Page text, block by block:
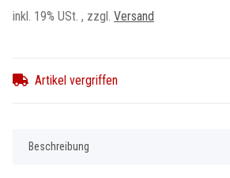
inkl. 19% USt. , zzgl. Versand
Artikel vergriffen
Beschreibung